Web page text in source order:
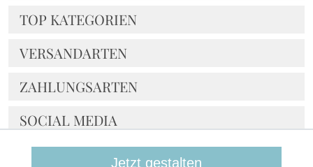
Jetzt gestalten
TOP KATEGORIEN
NOCH FRAGEN?
VERSANDARTEN
ZAHLUNGSARTEN
SOCIAL MEDIA